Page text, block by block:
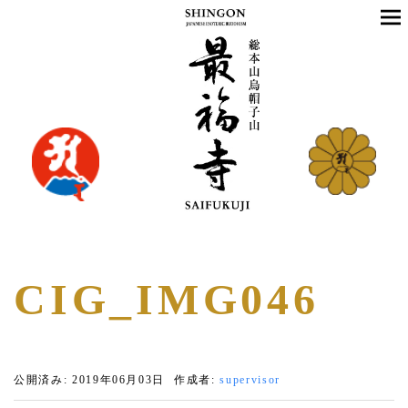
CIG_IMG046
公開済み: 2019年06月03日 作成者:supervisor